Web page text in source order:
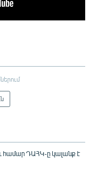
համար ԴԱՀԿ-ը կալանք է